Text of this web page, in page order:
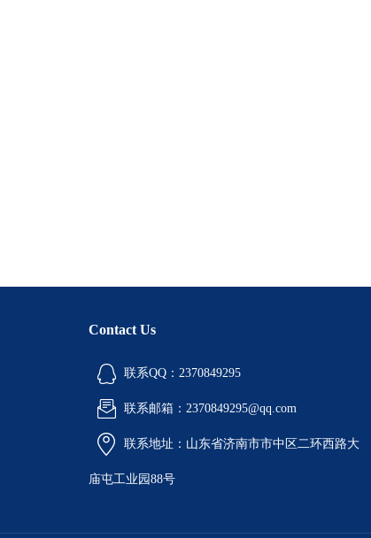
Contact Us
联系QQ：2370849295
联系邮箱：2370849295@qq.com
联系地址：山东省济南市市中区二环西路大
庙屯工业园88号